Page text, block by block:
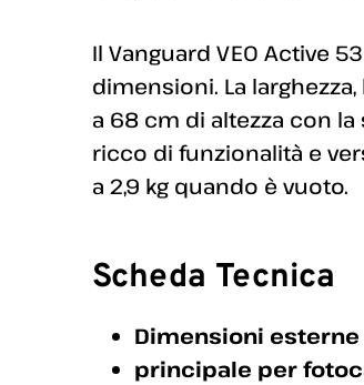
Il Vanguard VEO Active
dimensioni. La
a 68 cm di altezza con
ricco di funzionalità e
a 2,9 kg quando è vuoto.
Scheda Tecnica
Dimensioni esterne
principale per